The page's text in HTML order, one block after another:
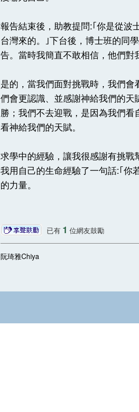
報告結束後，助教提問:｢你是從波
台灣來的。｣下台後，博士班的同
告。當時我簡直不敢相信，他們對
是的，當我們面對挑戰時，我們
們會更認識、並感謝神給我們的
勝；我們不去迎戰，是因為我們
看神給我們的天賦。
求學中的經驗，讓我很感謝有挑
我用自己的生命經驗了一句話:｢你
的力量。
已有 1 位網友鼓勵
阮琦雅Chiya